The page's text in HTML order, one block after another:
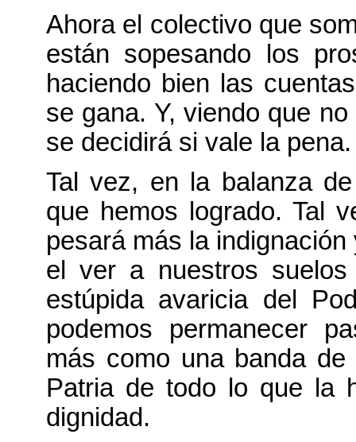
Ahora el colectivo que
están sopesando los
haciendo bien las
se gana. Y, viendo que
se decidirá si vale la pena.
Tal vez, en la balanza
que hemos logrado. Tal
pesará más la
el ver a nuestros
estúpida avaricia del
podemos permanecer
más como una banda
Patria de todo lo que la
dignidad.